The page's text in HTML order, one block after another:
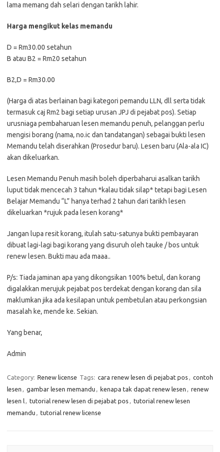
lama memang dah selari dengan tarikh lahir.
Harga mengikut kelas memandu
D = Rm30.00 setahun
B atau B2 = Rm20 setahun
B2,D = Rm30.00
(Harga di atas berlainan bagi kategori pemandu LLN, dll serta tidak
termasuk caj Rm2 bagi setiap urusan JPJ di pejabat pos). Setiap
urusniaga pembaharuan lesen memandu penuh, pelanggan perlu
mengisi borang (nama, no.ic dan tandatangan) sebagai bukti lesen
Memandu telah diserahkan (Prosedur baru). Lesen baru (Ala-ala IC)
akan dikeluarkan.
Lesen Memandu Penuh masih boleh diperbaharui asalkan tarikh
luput tidak mencecah 3 tahun *kalau tidak silap* tetapi bagi Lesen
Belajar Memandu “L” hanya terhad 2 tahun dari tarikh lesen
dikeluarkan *rujuk pada lesen korang*
Jangan lupa resit korang, itulah satu-satunya bukti pembayaran
dibuat lagi-lagi bagi korang yang disuruh oleh tauke / bos untuk
renew lesen. Bukti mau ada maaa..
P/s: Tiada jaminan apa yang dikongsikan 100% betul, dan korang
digalakkan merujuk pejabat pos terdekat dengan korang dan sila
maklumkan jika ada kesilapan untuk pembetulan atau perkongsian
masalah ke, mende ke. Sekian.
Yang benar,
Admin
Category: Renew license Tags: cara renew lesen di pejabat pos
contoh
lesen
gambar lesen memandu kenapa tak dapat renew lesen
renew
lesen l
tutorial renew lesen di pejabat pos
tutorial renew lesen
memandu
tutorial renew license